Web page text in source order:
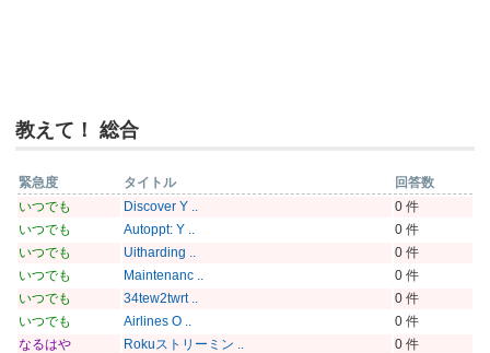
教えて！ 総合
緊急度 タイトル
回答数
いつでも
Discover Y ..
0 件
いつでも
Autoppt: Y ..
0 件
いつでも
Uitharding ..
0 件
いつでも
Maintenanc ..
0 件
いつでも
34tew2twrt ..
0 件
いつでも
Airlines O ..
0 件
なるはや
Rokuストリーミン ..
0 件